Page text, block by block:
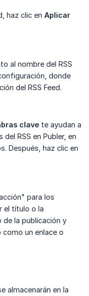
haz clic en Aplicar
al nombre del RSS
donde
del RSS Feed.
clave te ayudan a
RSS en Publer, en
Después, haz clic en
para los
el título o la
la publicación y
un enlace o
almacenarán en la